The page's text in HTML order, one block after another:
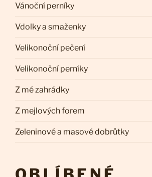
Vánoční perníky
Vdolky a smaženky
Velikonoční pečení
Velikonoční perníky
Z mé zahrádky
Z mejlových forem
Zeleninové a masové dobrůtky